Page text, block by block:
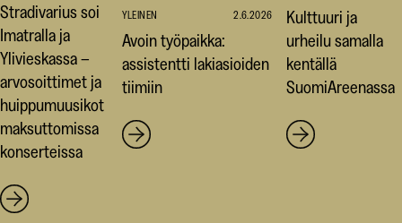
Stradivarius soi
Imatralla ja
Ylivieskassa –
arvosoittimet ja
huippumuusikot
maksuttomissa
konserteissa
YLEINEN 2.6.2026
Avoin työpaikka:
assistentti lakiasioiden
tiimiin
Kulttuuri ja
urheilu samalla
kentällä
SuomiAreenassa